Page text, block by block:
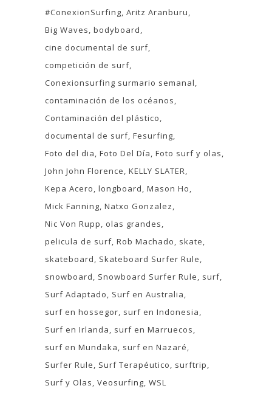
#ConexionSurfing Aritz Aranburu
Big Waves bodyboard
cine documental de surf
competición de surf
Conexionsurfing surmario semanal
contaminación de los océanos
Contaminación del plástico
documental de surf Fesurfing
Foto del dia Foto Del Día Foto surf y olas
John John Florence KELLY SLATER
Kepa Acero longboard Mason Ho
Mick Fanning Natxo Gonzalez
Nic Von Rupp
olas grandes
pelicula de surf Rob Machado
skate
skateboard
Skateboard Surfer Rule
snowboard
Snowboard Surfer Rule
surf
Surf Adaptado
Surf en Australia
surf en hossegor surf en Indonesia
Surf en Irlanda
surf en Marruecos
surf en Mundaka
surf en Nazaré
Surfer Rule
Surf Terapéutico
surftrip
Surf y Olas Veosurfing WSL